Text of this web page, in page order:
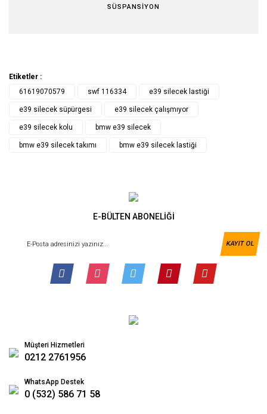
SÜSPANSİYON
Etiketler :
61619070579
swf 116334 e39 silecek lastiği
e39 silecek süpürgesi e39 silecek çalışmıyor
e39 silecek kolu bmw e39 silecek
bmw e39 silecek takımı bmw e39 silecek lastiği
E-BÜLTEN ABONELİĞİ
KAYIT OL
Müşteri Hizmetleri
0212 2761956
WhatsApp Destek
0 (532) 586 71 58